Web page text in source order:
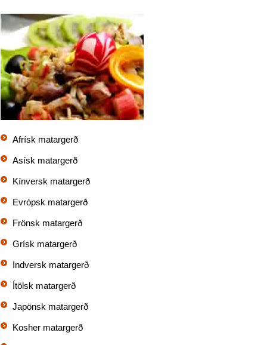
Afrísk matargerð
Asísk matargerð
Kínversk matargerð
Evrópsk matargerð
Frönsk matargerð
Grísk matargerð
Indversk matargerð
Ítölsk matargerð
Japönsk matargerð
Kosher matargerð